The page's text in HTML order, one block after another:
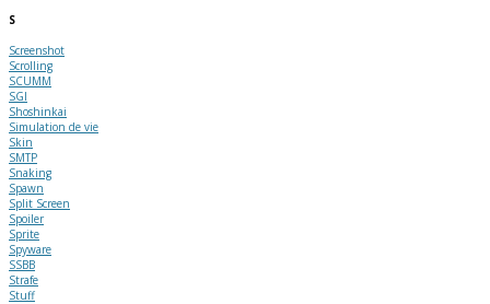
S
Screenshot
Scrolling
SCUMM
SGI
Shoshinkai
Simulation de vie
Skin
SMTP
Snaking
Spawn
Split Screen
Spoiler
Sprite
Spyware
SSBB
Strafe
Stuff